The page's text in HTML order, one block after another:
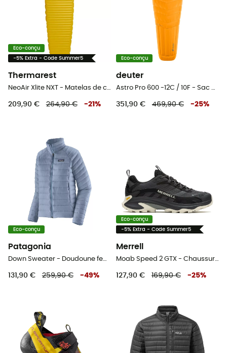
Eco-conçu
-5% Extra - Code Summer5
Thermarest
NeoAir Xlite NXT - Matelas de camping
209,90 € 264,90 € -21 %
Eco-conçu
deuter
Astro Pro 600 -12C / 10F - Sac de couchage
351,90 € 469,90 € -25%
Eco-conçu
Patagonia
Down Sweater - Doudoune femme
131,90 € 259,90 € -49%
Eco-conçu
-5% Extra - Code Summer5
Merrell
Moab Speed 2 GTX - Chaussures randonnée homme
127,90 € 169,90 € -25%